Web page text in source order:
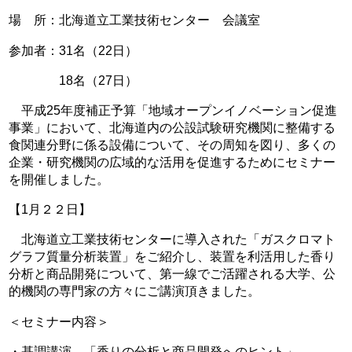
場 所：北海道立工業技術センター 会議室
参加者：31名（22日）
18名（27日）
平成25年度補正予算「地域オープンイノベーション促進
事業」において、北海道内の公設試験研究機関に整備する
食関連分野に係る設備について、その周知を図り、多くの
企業・研究機関の広域的な活用を促進するためにセミナー
を開催しました。
【1月２２日】
北海道立工業技術センターに導入された「ガスクロマト
グラフ質量分析装置」をご紹介し、装置を利活用した香り
分析と商品開発について、第一線でご活躍される大学、公
的機関の専門家の方々にご講演頂きました。
＜セミナー内容＞